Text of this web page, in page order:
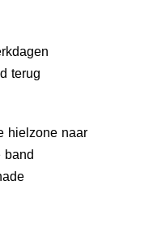
terug
hielzone naar
band